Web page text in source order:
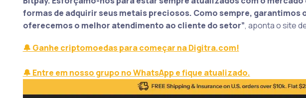
formas de adquirir seus metais preciosos. Como sempre, garantimos
oferecemos o melhor atendimento ao cliente do setor”, aponta o site
🔔 Ganhe criptomoedas para começar na Digitra.com!
🔔 Entre em nosso grupo no WhatsApp e fique atualizado.